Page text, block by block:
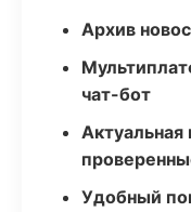
Архив
чат-бот
Удобный